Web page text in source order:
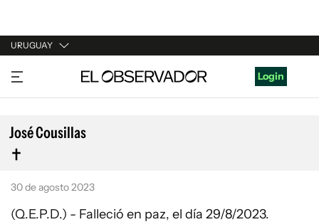
URUGUAY
URUGUAY
ARGENTINA
ESPAÑA
ESTADOS UNIDOS
Login
José Cousillas
30 de agosto 2023
(Q.E.P.D.) - Falleció en paz, el día 29/8/2023.